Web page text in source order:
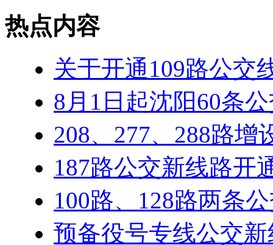
热点内容
关于开通109路公交
8月1日起沈阳60条
208、277、288路增
187路公交新线路开
100路、128路两条
预备役号专线公交